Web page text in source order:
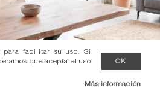
para facilitar su uso. Si
que acepta el uso
OK
Más información